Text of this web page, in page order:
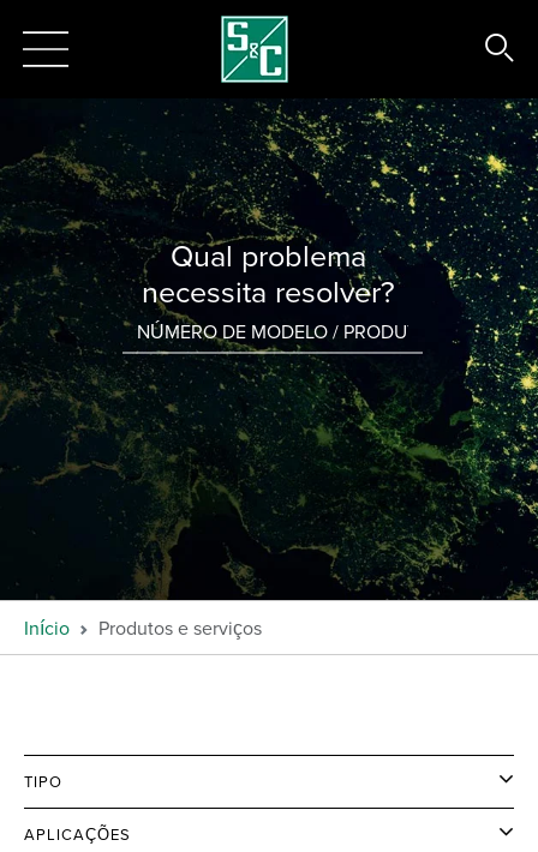
Qual problema
necessita resolver?
Início Produtos e serviços
TIPO
APLICAÇÕES